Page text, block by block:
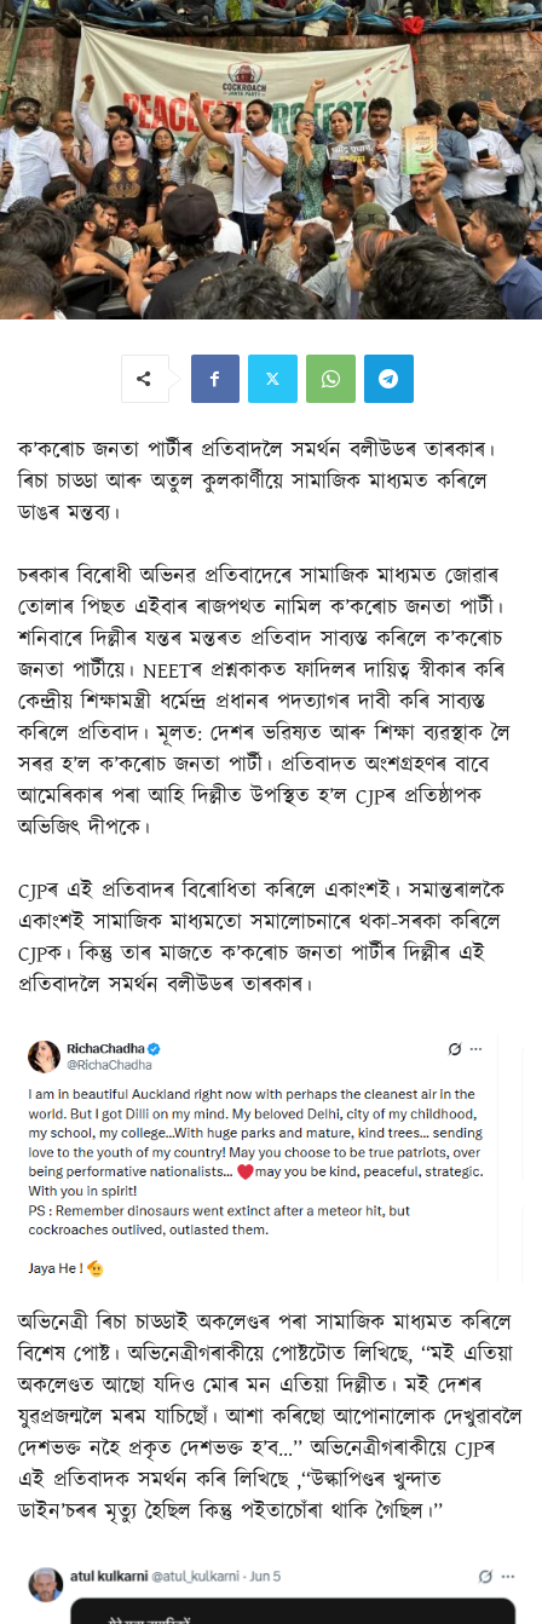
ক’কৰোচ জনতা পাৰ্টীৰ প্ৰতিবাদলৈ সমৰ্থন বলীউডৰ তাৰকাৰ।
ৰিচা চাড্ডা আৰু অতুল কুলকাৰ্ণীয়ে সামাজিক মাধ্যমত কৰিলে
ডাঙৰ মন্তব্য।
চৰকাৰ বিৰোধী অভিনৱ প্ৰতিবাদেৰে সামাজিক মাধ্যমত জোৱাৰ
তোলাৰ পিছত এইবাৰ ৰাজপথত নামিল ক’কৰোচ জনতা পাৰ্টী।
শনিবাৰে দিল্লীৰ যন্তৰ মন্তৰত প্ৰতিবাদ সাব্যস্ত কৰিলে ক’কৰোচ
জনতা পাৰ্টীয়ে। NEETৰ প্ৰশ্নকাকত ফাদিলৰ দায়িত্ব স্বীকাৰ কৰি
কেন্দ্ৰীয় শিক্ষামন্ত্ৰী ধৰ্মেন্দ্ৰ প্ৰধানৰ পদত্যাগৰ দাবী কৰি সাব্যস্ত
কৰিলে প্ৰতিবাদ। মূলত: দেশৰ ভৱিষ্যত আৰু শিক্ষা ব্যৱস্থাক লৈ
সৰৱ হ’ল ক’কৰোচ জনতা পাৰ্টী। প্ৰতিবাদত অংশগ্ৰহণৰ বাবে
আমেৰিকাৰ পৰা আহি দিল্লীত উপস্থিত হ’ল CJPৰ প্ৰতিষ্ঠাপক
অভিজিৎ দীপকে।
CJPৰ এই প্ৰতিবাদৰ বিৰোধিতা কৰিলে একাংশই। সমান্তৰালকৈ
একাংশই সামাজিক মাধ্যমতো সমালোচনাৰে থকা-সৰকা কৰিলে
CJPক। কিন্তু তাৰ মাজতে ক’কৰোচ জনতা পাৰ্টীৰ দিল্লীৰ এই
প্ৰতিবাদলৈ সমৰ্থন বলীউডৰ তাৰকাৰ।
অভিনেত্ৰী ৰিচা চাড্ডাই অকলেণ্ডৰ পৰা সামাজিক মাধ্যমত কৰিলে
বিশেষ পোষ্ট। অভিনেত্ৰীগৰাকীয়ে পোষ্টটোত লিখিছে, ‘‘মই এতিয়া
অকলেণ্ডত আছো যদিও মোৰ মন এতিয়া দিল্লীত। মই দেশৰ
যুৱপ্ৰজন্মলৈ মৰম যাচিছোঁ। আশা কৰিছো আপোনালোক দেখুৱাবলৈ
দেশভক্ত নহৈ প্ৰকৃত দেশভক্ত হ’ব…’’ অভিনেত্ৰীগৰাকীয়ে CJPৰ
এই প্ৰতিবাদক সমৰ্থন কৰি লিখিছে ,‘‘উল্কাপিণ্ডৰ খুন্দাত
ডাইন’চৰৰ মৃত্যু হৈছিল কিন্তু পইতাচোঁৰা থাকি গৈছিল।’’